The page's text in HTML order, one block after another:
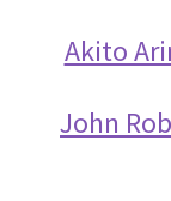
【
Akito
John